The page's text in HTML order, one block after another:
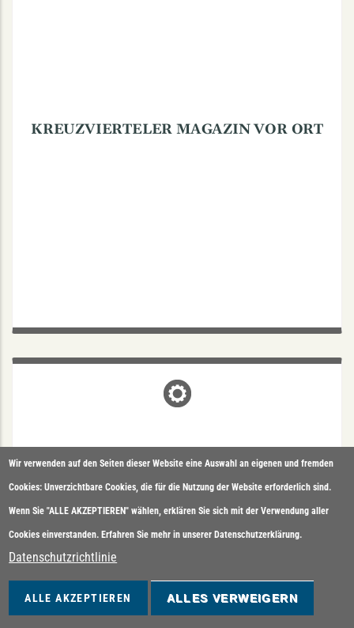
KREUZVIERTELER MAGAZIN VOR ORT
AGENTUR LIVINGPAGE
AGENTUR LIVINGPAGE
Agentur für Design & Entwicklung
Beratung & Diagnostik
Microsoft Office (Teams)
Google (SEO, My Business)
Wir verwenden auf den Seiten dieser Website eine Auswahl an eigenen und fremden
Cookies: Unverzichtbare Cookies, die für die Nutzung der Website erforderlich sind.
Wenn Sie "ALLE AKZEPTIEREN" wählen, erklären Sie sich mit der Verwendung aller
Cookies einverstanden. Erfahren Sie mehr in unserer Datenschutzerklärung.
Datenschutzrichtlinie
ALLE AKZEPTIEREN ALLES VERWEIGERN